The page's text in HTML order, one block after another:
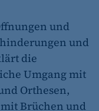
und
und
die
Umgang mit
Orthesen,
Brüchen und